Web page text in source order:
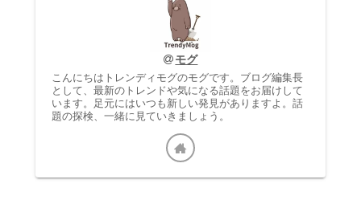
モグ
こんにちはトレンディモグのモグです。ブログ編集長
として、最新のトレンドや気になる話題をお届けして
います。足元にはいつも新しい発見がありますよ。話
題の探検、一緒に見ていきましょう。